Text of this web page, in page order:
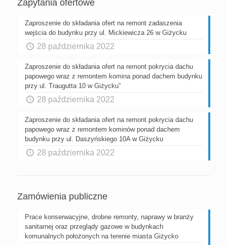
Zapytania ofertowe
Zaproszenie do składania ofert na remont zadaszenia
wejścia do budynku przy ul. Mickiewicza 26 w Giżycku
28 października 2022
Zaproszenie do składania ofert na remont pokrycia dachu
papowego wraz z remontem komina ponad dachem budynku
przy ul. Traugutta 10 w Giżycku”
28 października 2022
Zaproszenie do składania ofert na remont pokrycia dachu
papowego wraz z remontem kominów ponad dachem
budynku przy ul. Daszyńskiego 10A w Giżycku
28 października 2022
Zamówienia publiczne
Prace konserwacyjne, drobne remonty, naprawy w branży
sanitarnej oraz przeglądy gazowe w budynkach
komunalnych położonych na terenie miasta Giżycko